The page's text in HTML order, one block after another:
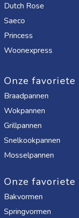
Dutch Rose
Saeco
Princess
Woonexpress
Onze favoriete
Braadpannen
Wokpannen
Grillpannen
Snelkookpannen
Mosselpannen
Onze
Bakvormen
Springvormen